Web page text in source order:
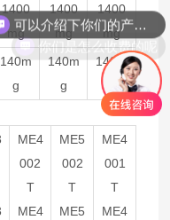
1400
mg
1400
mg
1400
mg
140m
g
140m
g
140m
ME4
002
T
ME4
ME5
002
T
ME5
ME4
001
T
ME4
你们是怎么收费的呢